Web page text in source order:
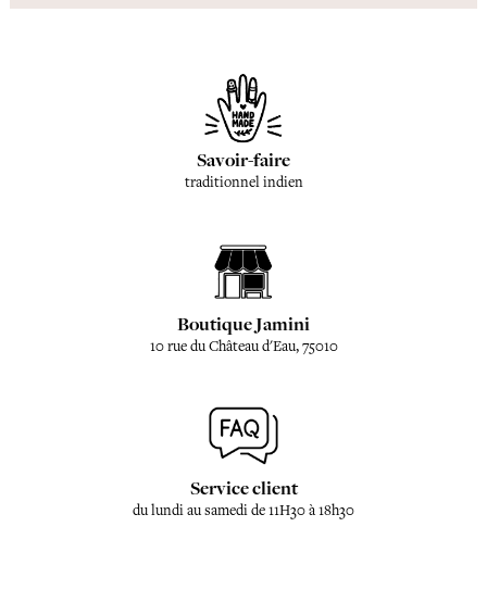
Savoir-faire
traditionnel indien
Boutique Jamini
10 rue du Château d'Eau, 75010
Service client
du lundi au samedi de 11H30 à 18h30